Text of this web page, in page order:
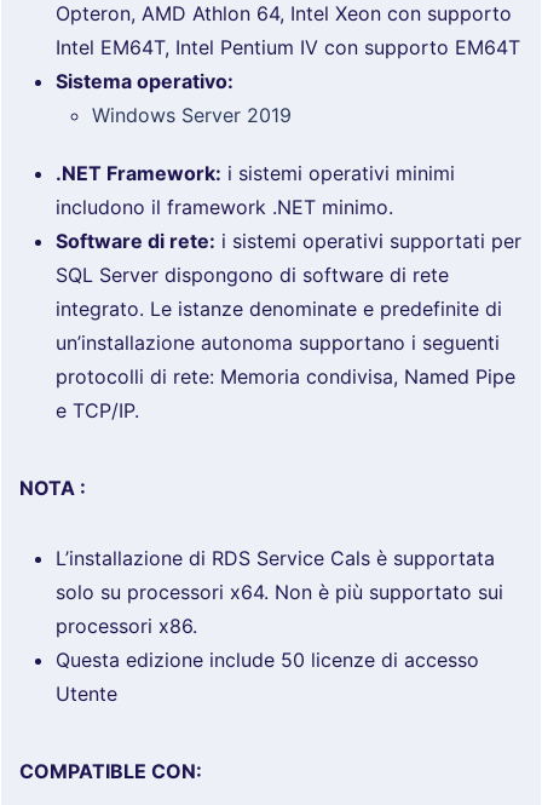
Opteron, AMD Athlon 64, Intel Xeon con supporto
Intel EM64T, Intel Pentium IV con supporto EM64T
Sistema operativo:
Windows Server 2019
.NET Framework: i sistemi operativi minimi
includono il framework .NET minimo.
Software di rete: i sistemi operativi supportati per
SQL Server dispongono di software di rete
integrato. Le istanze denominate e predefinite di
un’installazione autonoma supportano i seguenti
protocolli di rete: Memoria condivisa, Named Pipe
e TCP/IP.
NOTA :
L’installazione di RDS Service Cals è supportata
solo su processori x64. Non è più supportato sui
processori x86.
Questa edizione include 50 licenze di accesso
Utente
COMPATIBLE CON: